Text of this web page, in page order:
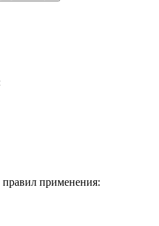
применения: